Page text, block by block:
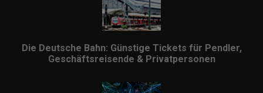
Die Deutsche Bahn: Günstige Tickets für Pendler,
Geschäftsreisende & Privatpersonen